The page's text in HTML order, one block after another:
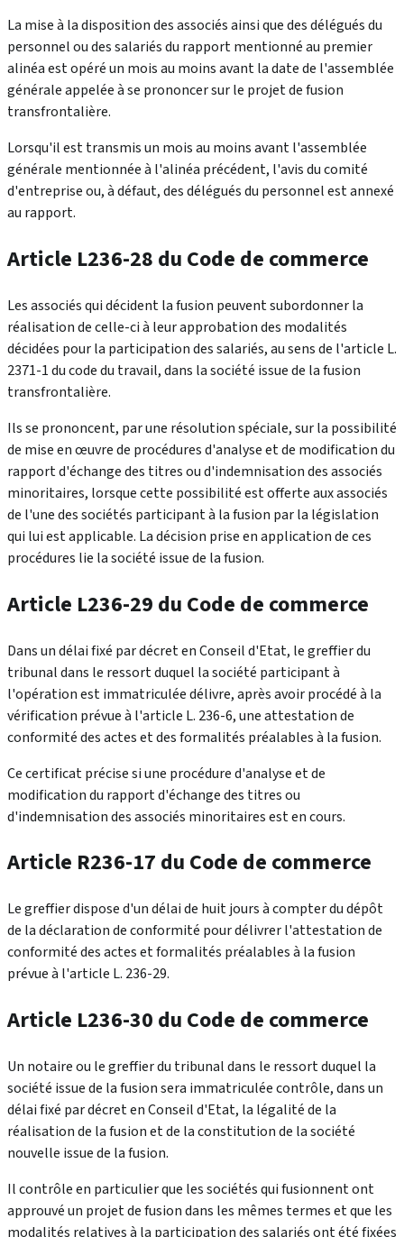
La mise à la disposition des associés ainsi que des délégués du
personnel ou des salariés du rapport mentionné au premier
alinéa est opéré un mois au moins avant la date de l'assemblée
générale appelée à se prononcer sur le projet de fusion
transfrontalière.
Lorsqu'il est transmis un mois au moins avant l'assemblée
générale mentionnée à l'alinéa précédent, l'avis du comité
d'entreprise ou, à défaut, des délégués du personnel est annexé
au rapport.
Article L236-28 du Code de commerce
Les associés qui décident la fusion peuvent subordonner la
réalisation de celle-ci à leur approbation des modalités
décidées pour la participation des salariés, au sens de l'article L.
2371-1 du code du travail, dans la société issue de la fusion
transfrontalière.
Ils se prononcent, par une résolution spéciale, sur la possibilité
de mise en œuvre de procédures d'analyse et de modification du
rapport d'échange des titres ou d'indemnisation des associés
minoritaires, lorsque cette possibilité est offerte aux associés
de l'une des sociétés participant à la fusion par la législation
qui lui est applicable. La décision prise en application de ces
procédures lie la société issue de la fusion.
Article L236-29 du Code de commerce
Dans un délai fixé par décret en Conseil d'Etat, le greffier du
tribunal dans le ressort duquel la société participant à
l'opération est immatriculée délivre, après avoir procédé à la
vérification prévue à l'article L. 236-6, une attestation de
conformité des actes et des formalités préalables à la fusion.
Ce certificat précise si une procédure d'analyse et de
modification du rapport d'échange des titres ou
d'indemnisation des associés minoritaires est en cours.
Article R236-17 du Code de commerce
Le greffier dispose d'un délai de huit jours à compter du dépôt
de la déclaration de conformité pour délivrer l'attestation de
conformité des actes et formalités préalables à la fusion
prévue à l'article L. 236-29.
Article L236-30 du Code de commerce
Un notaire ou le greffier du tribunal dans le ressort duquel la
société issue de la fusion sera immatriculée contrôle, dans un
délai fixé par décret en Conseil d'Etat, la légalité de la
réalisation de la fusion et de la constitution de la société
nouvelle issue de la fusion.
Il contrôle en particulier que les sociétés qui fusionnent ont
approuvé un projet de fusion dans les mêmes termes et que les
modalités relatives à la participation des salariés ont été fixées